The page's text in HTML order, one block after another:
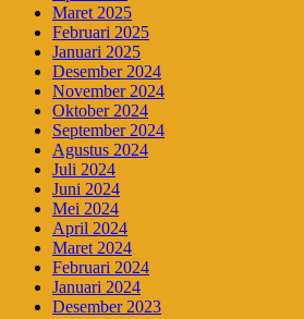
Maret 2025
Februari 2025
Januari 2025
Desember 2024
November 2024
Oktober 2024
September 2024
Agustus 2024
Juli 2024
Juni 2024
Mei 2024
April 2024
Maret 2024
Februari 2024
Januari 2024
Desember 2023